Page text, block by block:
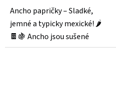
5
hvězdiček.
Ancho papričky – Sladké,
jemné a typicky mexické! 🌶
🍫🍇 Ancho jsou sušené
papriky odrůdy poblano a...